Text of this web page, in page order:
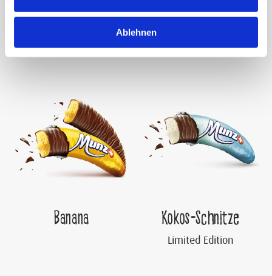
Ablehnen
produits raffinés.
Banana Kokos-Schnitze
Limited Edition